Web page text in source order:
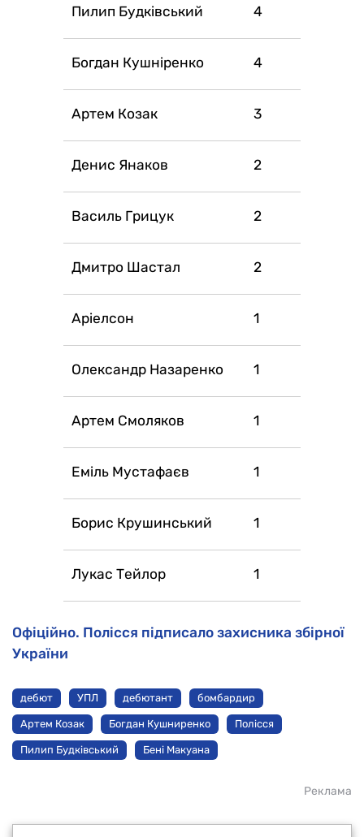
Пилип Будківський 4
Богдан Кушніренко 4
Артем Козак 3
Денис Янаков 2
Василь Грицук 2
Дмитро Шастал 2
Аріелсон 1
Олександр Назаренко 1
Артем Смоляков 1
Еміль Мустафаєв 1
Борис Крушинський 1
Лукас Тейлор 1
Офіційно. Полісся підписало захисника збірної
України
дебют УПЛ дебютант бомбардир
Артем Козак Богдан Кушниренко Полісся
Пилип Будківський Бені Макуана
Реклама